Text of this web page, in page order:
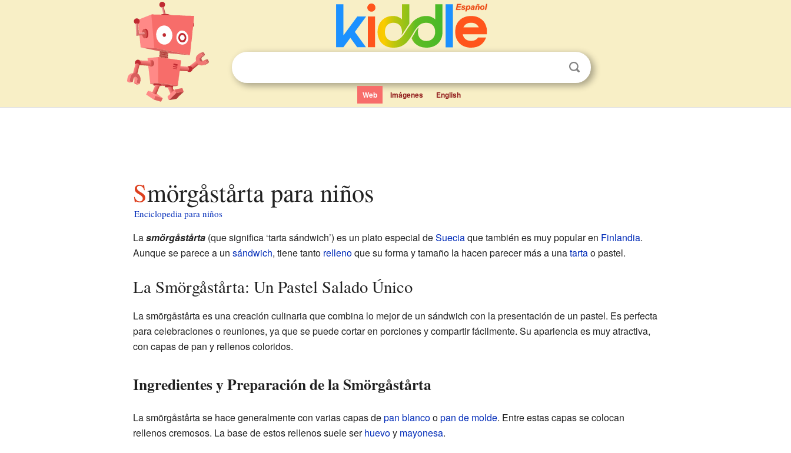
Web Imágenes English
Smörgåstårta para niños
Enciclopedia para niños
Lasmörgåstårta(que significa ‘tarta sándwich’) es un plato especial deSueciaque también es muy popular en Finlandia.
Aunque se parece a un sándwich, tiene tanto rellenoque su forma y tamaño la hacen parecer más a unatartao pastel.
La Smörgåstårta: Un Pastel Salado Único
La smörgåstårta es una creación culinaria que combina lo mejor de un sándwich con la presentación de un pastel. Es perfecta
para celebraciones o reuniones, ya que se puede cortar en porciones y compartir fácilmente. Su apariencia es muy atractiva,
con capas de pan y rellenos coloridos.
Ingredientes y Preparación de la Smörgåstårta
La smörgåstårta se hace generalmente con varias capas depan blancoopan de molde. Entre estas capas se colocan
rellenos cremosos. La base de estos rellenos suele serhuevoy mayonesa.